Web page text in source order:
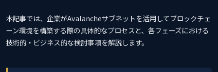
本記事では、企業がAvalancheサブネットを活用してブロックチェ
ーン環境を構築する際の具体的なプロセスと、各フェーズにおける
技術的・ビジネス的な検討事項を解説します。